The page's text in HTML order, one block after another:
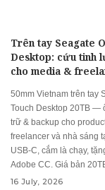
Trên tay Seagate
Desktop: cứu tinh
cho media &
50mm Vietnam trên tay
Touch Desktop 20TB —
trữ & backup cho
freelancer và nhà sáng
USB-C, cắm là chạy,
Adobe CC. Giá bản
16 July, 2026